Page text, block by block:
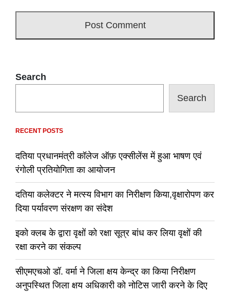
Search
Search
RECENT POSTS
दतिया प्रधानमंत्री कॉलेज ऑफ़ एक्सीलेंस में हुआ भाषण एवं
रंगोली प्रतियोगिता का आयोजन
दतिया कलेक्टर ने मत्स्य विभाग का निरीक्षण किया,वृक्षारोपण कर
दिया पर्यावरण संरक्षण का संदेश
इको क्लब के द्वारा वृक्षों को रक्षा सूत्र बांध कर लिया वृक्षों की
रक्षा करने का संकल्प
सीएमएचओ डॉ. वर्मा ने जिला क्षय केन्द्र का किया निरीक्षण
अनुपस्थित जिला क्षय अधिकारी को नोटिस जारी करने के दिए